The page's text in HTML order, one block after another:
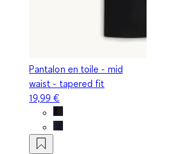
Pantalon en toile - mid
waist - tapered fit
19,99 €